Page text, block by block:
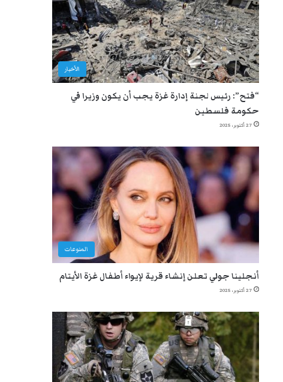
الأخبار
“فتح”: رئيس لجنة إدارة غزة يجب أن يكون وزيرا في
حكومة فلسطين
27 أكتوبر، 2025
المنوعات
أنجلينا جولي تعلن إنشاء قرية لإيواء أطفال غزة الأيتام
27 أكتوبر، 2025